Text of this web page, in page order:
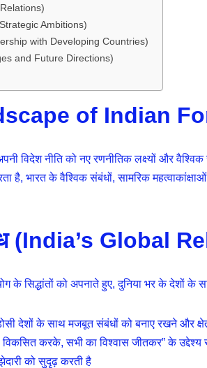
Strategic Ambitions)
with Developing Countries)
and Future Directions)
of Indian
विदेश नीति को नए रणनीतिक लक्ष्यों और
है, भारत के वैश्विक संबंधों, सामरिक
(India’s Global
के सिद्धांतों को अपनाते हुए, दुनिया भर के देशों
देशों के साथ मजबूत संबंधों को बनाए रखने और
करके, सभी का विश्वास जीतकर” के उद्देश्य
को सुदृढ़ करती है